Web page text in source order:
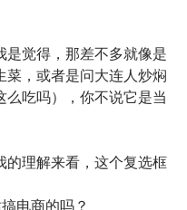
是觉得，那差不多就像是
菜，或者是问大连人炒焖
吃吗），你不说它是当
的理解来看，这个复选框
电商的吗？